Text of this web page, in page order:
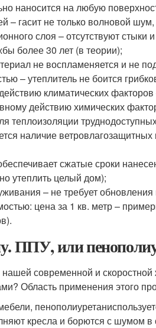
наносится на любую
– гасит не только волновой
слоя – отсутствуют стыки
более 30 лет (в теории);
не воспламеняется и не
– утеплитель не боится
климатических
действию химических
теплоизоляции
наличие
сжатые сроки
утеплить целый дом);
– не требует
цена за 1 кв. метр –
ППУ, или
современной и
Область применения этого
кресла и борются с шумом в